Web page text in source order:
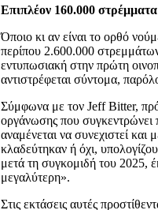
Επιπλέον 160.000
Όποιο κι αν είναι το ορθό
περίπου 2.600.000
εντυπωσιακή στην πρώτη
αντιστρέφεται σύντομα,
Σύμφωνα με τον Jeff Bitter,
οργάνωσης που
αναμένεται να συνεχιστεί
κλαδεύτηκαν ή όχι,
μετά τη συγκομιδή του 2025,
μεγαλύτερη».
Στις εκτάσεις αυτές